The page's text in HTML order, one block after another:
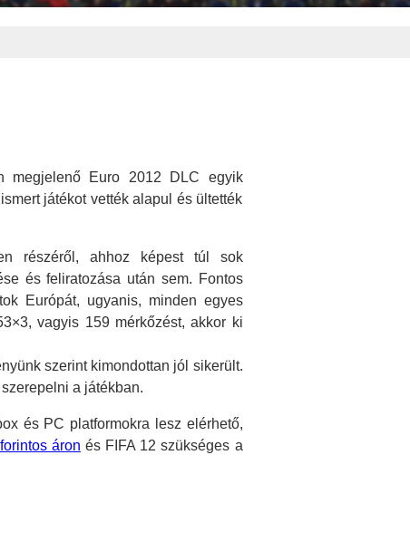
megjelenő Euro 2012 DLC egyik
játékot vették alapul és ültették
részéről, ahhoz képest túl sok
és feliratozása után sem. Fontos
Európát, ugyanis, minden egyes
vagyis 159 mérkőzést, akkor ki
szerint kimondottan jól sikerült.
a játékban.
és PC platformokra lesz elérhető,
áron és FIFA 12 szükséges a